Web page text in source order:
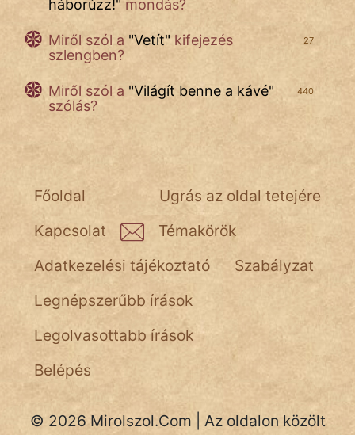
háborúzz!" mondás?
27
Miről szól a "Vetít" kifejezés
szlengben?
440
Miről szól a "Világít benne a kávé"
szólás?
Ugrás az oldal tetejére
Főoldal
Kapcsolat
Témakörök
Adatkezelési tájékoztató
Szabályzat
Legnépszerűbb írások
Legolvasottabb írások
Belépés
© 2026 Mirolszol.Com | Az oldalon közölt